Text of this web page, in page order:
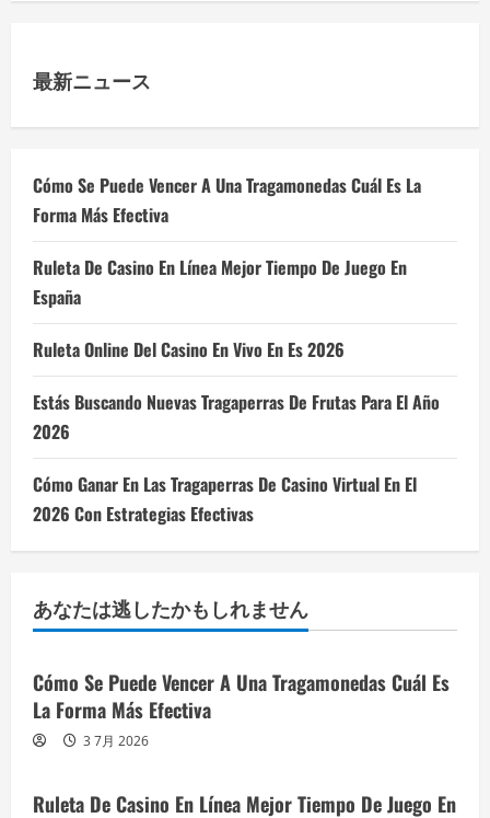
最新ニュース
Cómo Se Puede Vencer A Una Tragamonedas Cuál Es La
Forma Más Efectiva
Ruleta De Casino En Línea Mejor Tiempo De Juego En
España
Ruleta Online Del Casino En Vivo En Es 2026
Estás Buscando Nuevas Tragaperras De Frutas Para El Año
2026
Cómo Ganar En Las Tragaperras De Casino Virtual En El
2026 Con Estrategias Efectivas
あなたは逃したかもしれません
Cómo Se Puede Vencer A Una Tragamonedas Cuál Es
La Forma Más Efectiva
3 7月 2026
Ruleta De Casino En Línea Mejor Tiempo De Juego En